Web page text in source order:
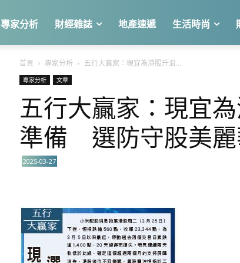
專家分析 財經雜誌 地產速遞 生活時尚
首頁 專家分析 五行大贏家：現宜為港股升浪...
專家分析 文章
五行大贏家：現宜
準備 選防守股美麗
2025-03-27